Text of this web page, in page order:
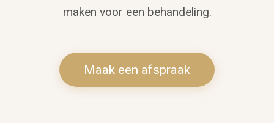
maken voor een behandeling.
Maak een afspraak